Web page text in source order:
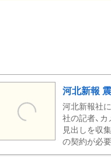
河北新報
河北新報社
社の記者、
見出しを収
の契約が必要